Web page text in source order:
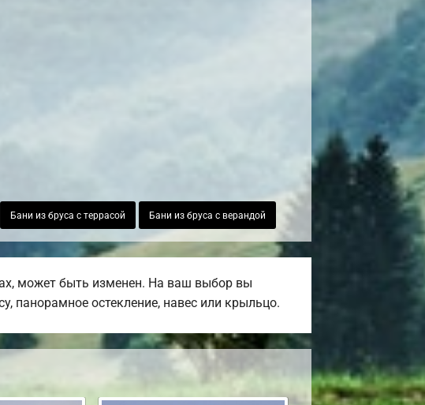
Бани из бруса с террасой Бани из бруса с верандой
может быть изменен. На ваш выбор вы
панорамное остекление, навес или крыльцо.